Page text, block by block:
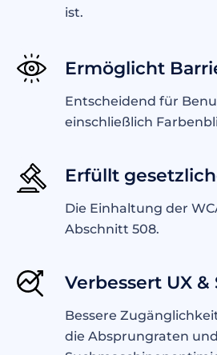
ist.
Ermöglicht
Entscheidend für
einschließlich
Erfüllt
Die Einhaltung der
Abschnitt 508.
Verbessert UX &
Bessere
die Absprungraten